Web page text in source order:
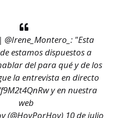
@Irene_Montero_ : "Esta
estamos dispuestos a
del para qué y de los
la entrevista en directo
y en nuestra
web
(@HoyPorHoy) 10 de julio